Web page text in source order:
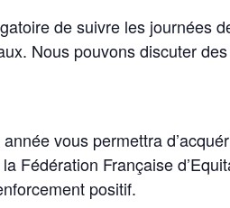
de suivre les journées
Nous pouvons discuter
vous permettra
Fédération Française
positif.